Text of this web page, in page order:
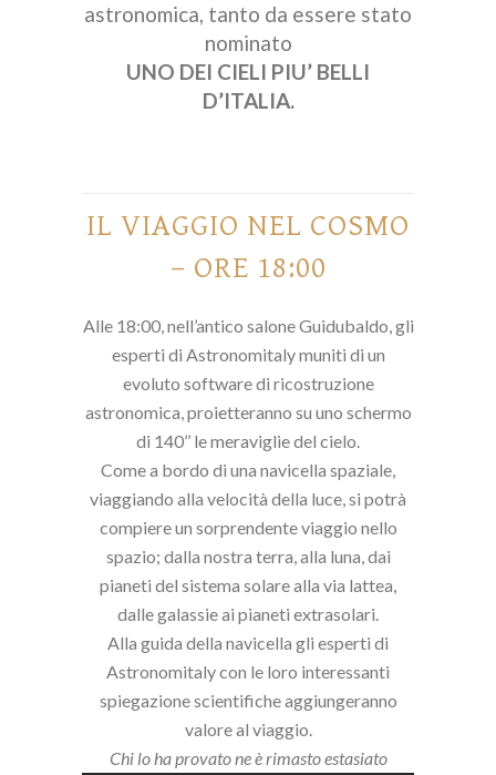
astronomica, tanto da essere stato
nominato
UNO DEI CIELI PIU’ BELLI
D’ITALIA.
IL VIAGGIO NEL COSMO
– ORE 18:00
Alle 18:00, nell’antico salone Guidubaldo, gli
esperti di Astronomitaly muniti di un
evoluto software di ricostruzione
astronomica, proietteranno su uno schermo
di 140’’ le meraviglie del cielo.
Come a bordo di una navicella spaziale,
viaggiando alla velocità della luce, si potrà
compiere un sorprendente viaggio nello
spazio; dalla nostra terra, alla luna, dai
pianeti del sistema solare alla via lattea,
dalle galassie ai pianeti extrasolari.
Alla guida della navicella gli esperti di
Astronomitaly con le loro interessanti
spiegazione scientifiche aggiungeranno
valore al viaggio.
Chi lo ha provato ne è rimasto estasiato